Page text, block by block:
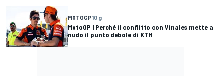
MOTOGP10 g
MotoGP | Perché il conflitto con Vinales mette a
nudo il punto debole di KTM